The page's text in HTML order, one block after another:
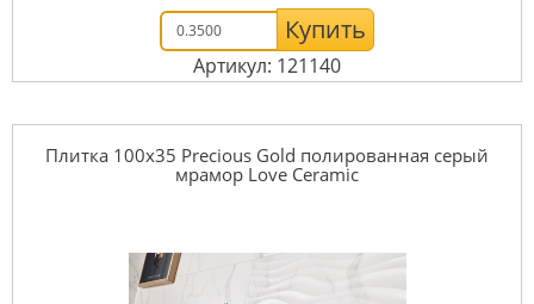
Купить
Артикул: 121140
Плитка 100x35 Precious Gold полированная серый
мрамор Love Ceramic